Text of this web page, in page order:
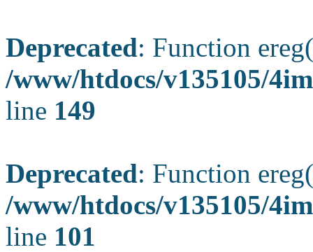
Deprecated: Function
/www/htdocs/v135105/
line 149
Deprecated: Function
/www/htdocs/v135105/
line 101